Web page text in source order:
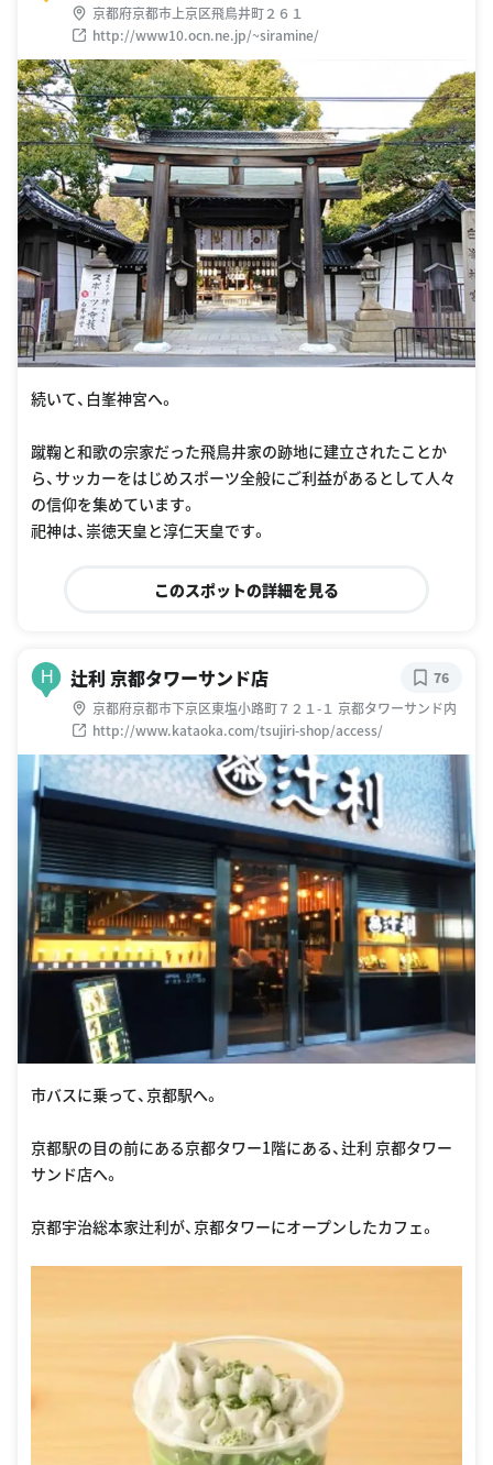
京都府京都市上京区飛鳥井町２６１
http://www10.ocn.ne.jp/~siramine/
続いて、白峯神宮へ。
蹴鞠と和歌の宗家だった飛鳥井家の跡地に建立されたことか
ら、サッカーをはじめスポーツ全般にご利益があるとして人々
の信仰を集めています。
祀神は、崇徳天皇と淳仁天皇です。
このスポットの詳細を見る
H 辻利 京都タワーサンド店
京都府京都市下京区東塩小路町７２１-１ 京都タワーサンド内
http://www.kataoka.com/tsujiri-shop/access/
76
市バスに乗って、京都駅へ。
京都駅の目の前にある京都タワー1階にある、辻利 京都タワー
サンド店へ。
京都宇治総本家辻利が、京都タワーにオープンしたカフェ。